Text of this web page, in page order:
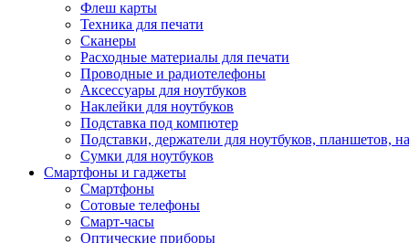
Флеш карты
Техника для печати
Сканеры
Расходные материалы для печати
Проводные и радиотелефоны
Аксессуары для ноутбуков
Наклейки для ноутбуков
Подставка под компютер
Подставки, держатели для ноутбуков, планшетов,
Сумки для ноутбуков
Смартфоны и гаджеты
Смартфоны
Сотовые телефоны
Смарт-часы
Оптические приборы